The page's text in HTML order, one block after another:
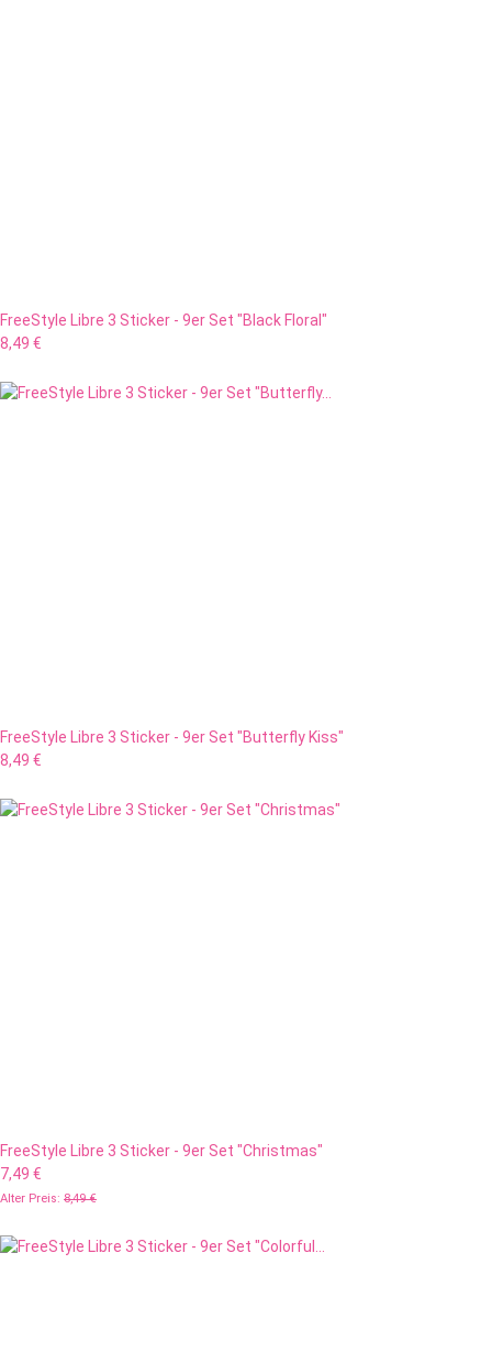
FreeStyle Libre 3 Sticker - 9er Set "Black Floral"
8,49 €
FreeStyle Libre 3 Sticker - 9er Set "Butterfly Kiss"
8,49 €
FreeStyle Libre 3 Sticker - 9er Set "Christmas"
7,49 €
Alter Preis: 8,49 €